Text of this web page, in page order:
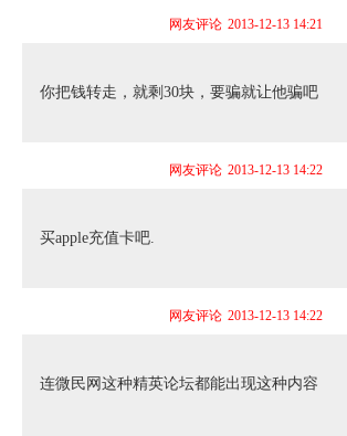
网友评论 2013-12-13 14:21
你把钱转走，就剩30块，要骗就让他骗吧
网友评论 2013-12-13 14:22
买apple充值卡吧.
网友评论 2013-12-13 14:22
连微民网这种精英论坛都能出现这种内容